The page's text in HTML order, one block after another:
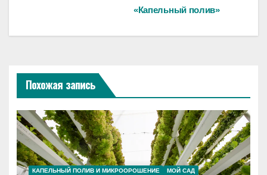
«Капельный полив»
Похожая запись
КАПЕЛЬНЫЙ ПОЛИВ И МИКРООРОШЕНИЕ МОЙ САД